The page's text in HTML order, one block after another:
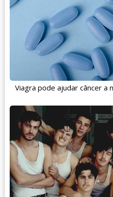
Viagra pode ajudar câncer a